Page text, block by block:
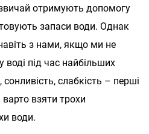
отримують допомогу
запаси води. Однак
з нами, якщо ми не
воді під час найбільших
слабкість – перші
взяти трохи
води.